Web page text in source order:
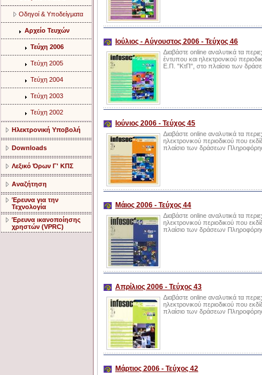
Οδηγοί & Υποδείγματα
Αρχείο Τευχών
Τεύχη 2006
Τεύχη 2005
Τεύχη 2004
Τεύχη 2003
Τεύχη 2002
Ηλεκτρονική Υποβολή
Downloads
Λεξικό Όρων Γ' ΚΠΣ
Αναζήτηση
Έρευνα για την
Τεχνολογία
Έρευνα ικανοποίησης
χρηστών (VPRC)
Ιούλιος - Αύγουστος 2006 - Τεύχος 46
Διαβάστε online αναλυτικά τα
έντυπου και ηλεκτρονικού
Ε.Π. "ΚτΠ", στο πλαίσιο των
Ιούνιος 2006 - Τεύχος 45
Διαβάστε online αναλυτικά τα
ηλεκτρονικού περιοδικού που
πλαίσιο των δράσεων
Μάιος 2006 - Τεύχος 44
Διαβάστε online αναλυτικά τα
ηλεκτρονικού περιοδικού που
πλαίσιο των δράσεων
Απρίλιος 2006 - Τεύχος 43
Διαβάστε online αναλυτικά τα
ηλεκτρονικού περιοδικού που
πλαίσιο των δράσεων
Μάρτιος 2006 - Τεύχος 42